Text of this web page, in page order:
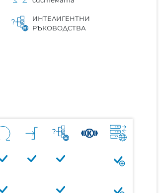
ИНТЕЛИГЕНТНИ
РЪКОВОДСТВА